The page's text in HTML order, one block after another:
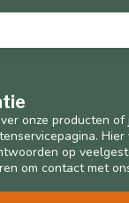
onze producten of
Hier
op
om contact met